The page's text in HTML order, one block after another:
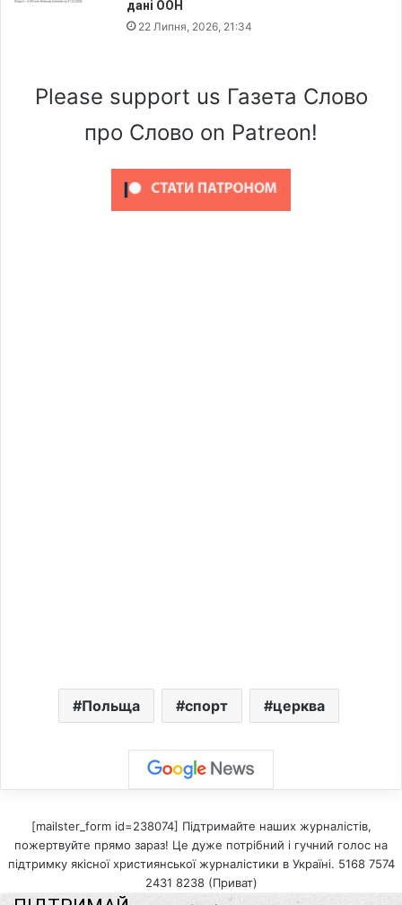
дані ООН
22 Липня, 2026, 21:34
Please support us Газета Слово
про Слово on Patreon!
Польща спорт церква
[mailster_form id=238074] Підтримайте наших журналістів,
пожертвуйте прямо зараз! Це дуже потрібний і гучний голос на
підтримку якісної християнської журналістики в Україні. 5168 7574
2431 8238 (Приват)